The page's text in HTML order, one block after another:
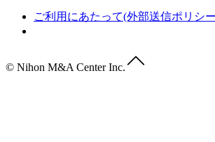
ご利用にあたって(外部送信ポリシ
© Nihon M&A Center Inc.